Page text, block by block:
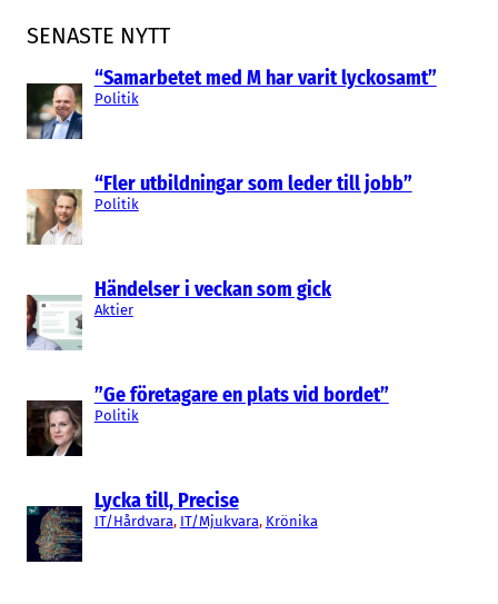
SENASTE NYTT
“Samarbetet med M har varit lyckosamt”
Politik
“Fler utbildningar som leder till jobb”
Politik
Händelser i veckan som gick
Aktier
”Ge företagare en plats vid bordet”
Politik
Lycka till, Precise
IT/Hårdvara, IT/Mjukvara, Krönika